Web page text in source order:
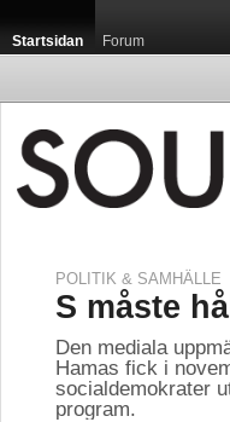
Startsidan Forum
POLITIK & SAMHÄLLE
S måste
Den mediala
Hamas fick i
socialdemokrater
program.